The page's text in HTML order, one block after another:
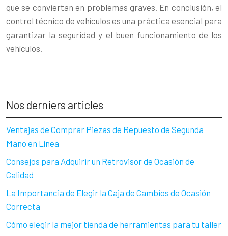
que se conviertan en problemas graves. En conclusión, el
control técnico de vehículos es una práctica esencial para
garantizar la seguridad y el buen funcionamiento de los
vehículos.
Nos derniers articles
Ventajas de Comprar Piezas de Repuesto de Segunda
Mano en Línea
Consejos para Adquirir un Retrovisor de Ocasión de
Calidad
La Importancia de Elegir la Caja de Cambios de Ocasión
Correcta
Cómo elegir la mejor tienda de herramientas para tu taller